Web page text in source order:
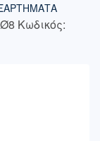
Κωδικός: